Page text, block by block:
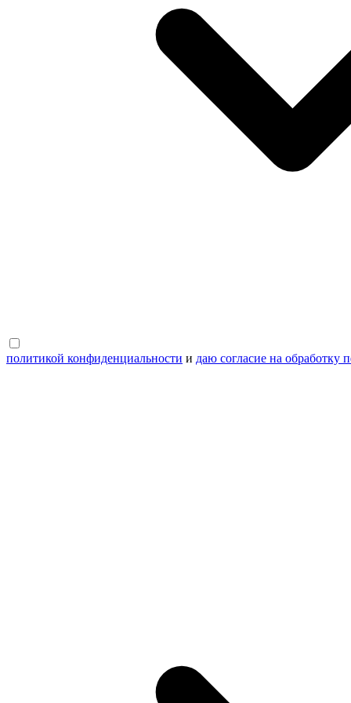
политикой конфиденциальности и даю согласие на обработку